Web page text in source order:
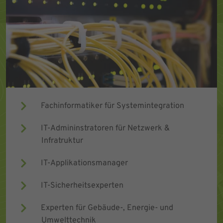
Fachinformatiker für Systemintegration
IT-Admininstratoren für Netzwerk &
Infratruktur
IT-Applikationsmanager
IT-Sicherheitsexperten
Experten für Gebäude-, Energie- und
Umwelttechnik